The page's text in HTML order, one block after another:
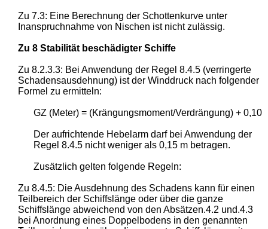
Zu 7.3: Eine Berechnung der Schottenkurve unter
Inanspruchnahme von Nischen ist nicht zulässig.
Zu 8 Stabilität beschädigter Schiffe
Zu 8.2.3.3: Bei Anwendung der Regel 8.4.5 (verringerte
Schadensausdehnung) ist der Winddruck nach folgender
Formel zu ermitteln:
GZ (Meter) = (Krängungsmoment/Verdrängung) + 0,10
Der aufrichtende Hebelarm darf bei Anwendung der
Regel 8.4.5 nicht weniger als 0,15 m betragen.
Zusätzlich gelten folgende Regeln:
Zu 8.4.5: Die Ausdehnung des Schadens kann für einen
Teilbereich der Schiffslänge oder über die ganze
Schiffslänge abweichend von den Absätzen.4.2 und.4.3
bei Anordnung eines Doppelbodens in den genannten